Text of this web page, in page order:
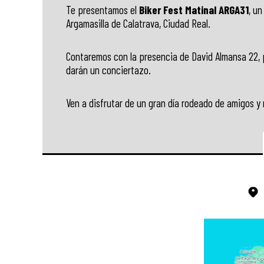
Te presentamos el Biker Fest Matinal ARGA31,
Argamasilla de Calatrava, Ciudad Real.
Contaremos con la presencia de David Almansa
darán un conciertazo.
Ven a disfrutar de un gran día rodeado de amigos y